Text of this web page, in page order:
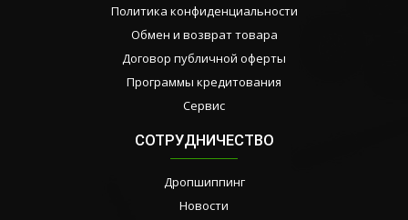
Политика конфиденциальности
Обмен и возврат товара
Договор публичной оферты
Программы кредитования
Сервис
СОТРУДНИЧЕСТВО
Дропшиппинг
Новости